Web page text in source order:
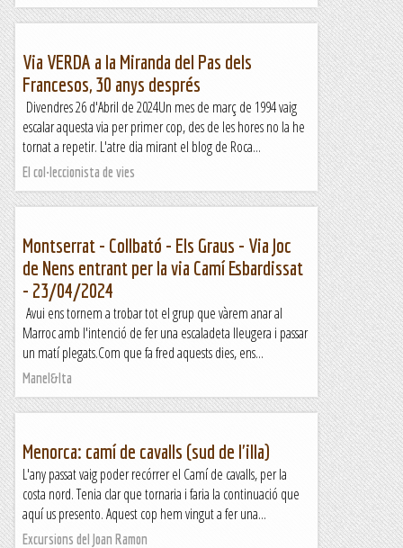
Via VERDA a la Miranda del Pas dels
Francesos, 30 anys després
Divendres 26 d'Abril de 2024Un mes de març de 1994 vaig
escalar aquesta via per primer cop, des de les hores no la he
tornat a repetir. L'atre dia mirant el blog de Roca...
El col·leccionista de vies
Montserrat - Collbató - Els Graus - Via Joc
de Nens entrant per la via Camí Esbardissat
- 23/04/2024
Avui ens tornem a trobar tot el grup que vàrem anar al
Marroc amb l'intenció de fer una escaladeta lleugera i passar
un matí plegats.Com que fa fred aquests dies, ens...
Manel&Ita
Menorca: camí de cavalls (sud de l'illa)
L'any passat vaig poder recórrer el Camí de cavalls, per la
costa nord. Tenia clar que tornaria i faria la continuació que
aquí us presento. Aquest cop hem vingut a fer una...
Excursions del Joan Ramon